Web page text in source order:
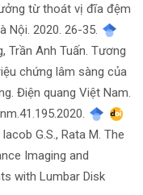
từ thoát vị đĩa đệm
Nội. 2020. 26-35.
Trần Anh Tuấn. Tương
chứng lâm sàng của
Điện quang Việt Nam.
G.S., Rata M. The
Imaging and
with Lumbar Disk